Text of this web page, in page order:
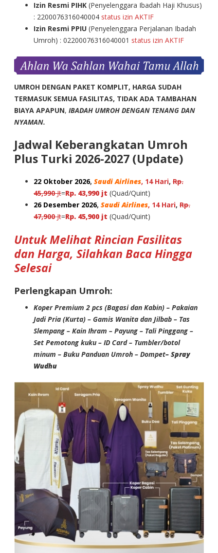
Izin Resmi PIHK (Penyelenggara Ibadah Haji Khusus)
: 2200076316040004 status izin AKTIF
Izin Resmi PPIU (Penyelenggara Perjalanan Ibadah
Umroh) : 02200076316040001 status izin AKTIF
UMROH DENGAN PAKET KOMPLIT, HARGA SUDAH
TERMASUK SEMUA FASILITAS, TIDAK ADA TAMBAHAN
BIAYA APAPUN, IBADAH UMROH DENGAN TENANG DAN
NYAMAN.
Jadwal Keberangkatan Umroh
Plus Turki 2026-2027 (Update)
22 Oktober 2026, Saudi Airlines, 14 Hari, Rp.
45,990Jt=Rp. 43,990 jt (Quad/Quint)
26 Desember 2026, Saudi Airlines, 14 Hari, Rp.
47,900Jt=Rp. 45,900 jt (Quad/Quint)
Untuk Melihat Rincian Fasilitas
dan Harga, Silahkan Baca Hingga
Selesai
Perlengkapan Umroh:
Koper Premium 2 pcs (Bagasi dan Kabin) – Pakaian
Jadi Pria (Kurta) – Gamis Wanita dan Jilbab – Tas
Slempang – Kain Ihram – Payung – Tali Pinggang –
Set Pemotong kuku – ID Card – Tumbler/botol
minum – Buku Panduan Umroh – Dompet– Spray
Wudhu